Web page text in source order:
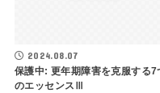
2024.08.07
保護中: 更年期障害を克服する7
のエッセンスⅢ